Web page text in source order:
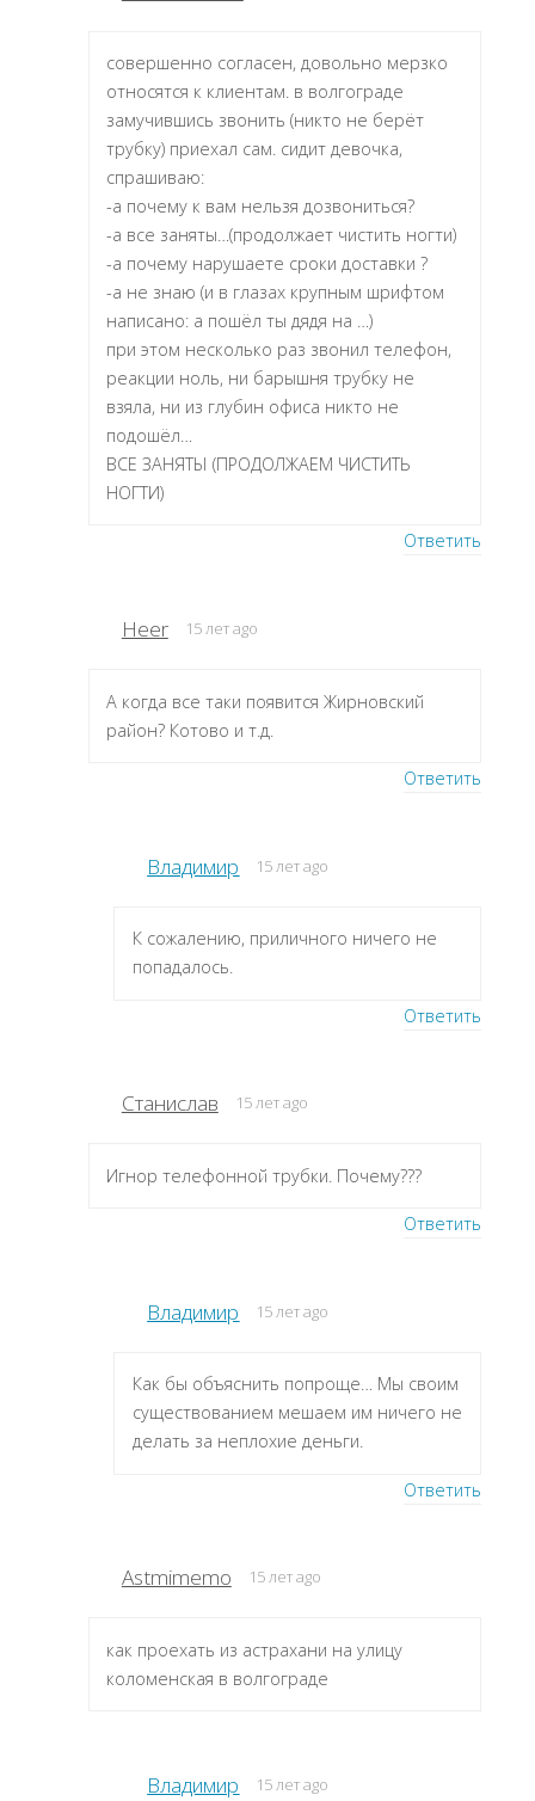
совершенно согласен, довольно мерзко
относятся к клиентам. в волгограде
замучившись звонить (никто не берёт
трубку) приехал сам. сидит девочка,
спрашиваю:
-а почему к вам нельзя дозвониться?
-а все заняты…(продолжает чистить ногти)
-а почему нарушаете сроки доставки ?
-а не знаю (и в глазах крупным шрифтом
написано: а пошёл ты дядя на …)
при этом несколько раз звонил телефон,
реакции ноль, ни барышня трубку не
взяла, ни из глубин офиса никто не
подошёл…
ВСЕ ЗАНЯТЫ (ПРОДОЛЖАЕМ ЧИСТИТЬ
НОГТИ)
Ответить
Heer 15 лет ago
А когда все таки появится Жирновский
район? Котово и т.д.
Ответить
Владимир 15 лет ago
К сожалению, приличного ничего не
попадалось.
Ответить
Станислав 15 лет ago
Игнор телефонной трубки. Почему???
Ответить
Владимир 15 лет ago
Как бы объяснить попроще… Мы своим
существованием мешаем им ничего не
делать за неплохие деньги.
Ответить
Astmimemo 15 лет ago
как проехать из астрахани на улицу
коломенская в волгограде
Владимир 15 лет ago